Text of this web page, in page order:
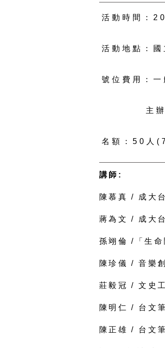
活動時間：
活動地點：
號位費用：
主辦&合
名額：50人
講師:
陳慕真 / 成大
蔣為文 / 成大
孫翊倫 /「生
陳珍儀 / 音樂
莊毅冠 / 文史
陳明仁 / 台文
陳正雄 / 台文